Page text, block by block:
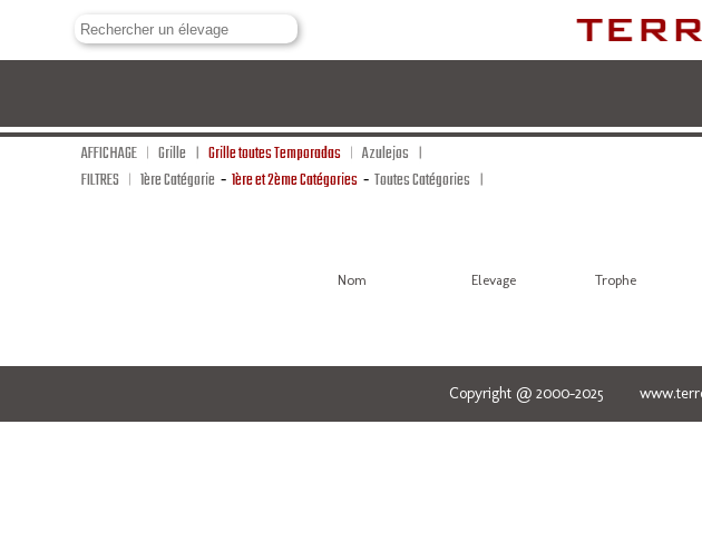
AFFICHAGE Grille Grille toutes Temporadas
Azulejos
FILTRES
1ère Catégorie - 1ère et 2ème Catégories - Toutes Catégories
Nom Elevage Trophe
Copyright @ 2000-2025